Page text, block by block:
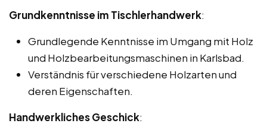
Grundkenntnisse im Tischlerhandwerk:
Grundlegende Kenntnisse im Umgang mit Holz
und Holzbearbeitungsmaschinen in Karlsbad.
Verständnis für verschiedene Holzarten und
deren Eigenschaften.
Handwerkliches Geschick: